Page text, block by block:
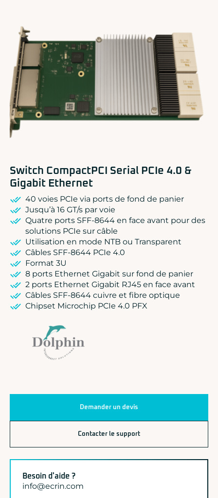
EIZO Rugged Solutions
NEW WAVE DESIGN
SOC-E
TEWS TECHNOLOGIES GmbH
VADATECH
Switch CompactPCI Serial PCIe 4.0 &
Gigabit Ethernet
40 voies PCIe via ports de fond de panier
Jusqu’à 16 GT/s par voie
Quatre ports SFF-8644 en face avant pour des
solutions PCIe sur câble
Utilisation en mode NTB ou Transparent
Câbles SFF-8644 PCIe 4.0
Format 3U
8 ports Ethernet Gigabit sur fond de panier
2 ports Ethernet Gigabit RJ45 en face avant
Câbles SFF-8644 cuivre et fibre optique
Chipset Microchip PCIe 4.0 PFX
Demander un devis
Contacter le support
Besoin d'aide ?
info@ecrin.com